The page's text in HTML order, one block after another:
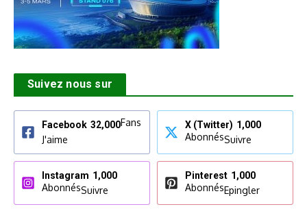
Suivez nous sur
Facebook 32,000Fans
J'aime
X (Twitter) 1,000
AbonnésSuivre
Instagram 1,000
AbonnésSuivre
Pinterest 1,000
AbonnésEpingler